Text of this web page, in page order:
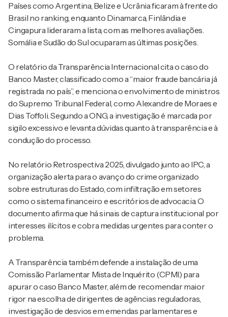
Países como Argentina, Belize e Ucrânia ficaram à frente do
Brasil no ranking, enquanto Dinamarca, Finlândia e
Cingapura lideraram a lista, com as melhores avaliações.
Somália e Sudão do Sul ocuparam as últimas posições.
O relatório da Transparência Internacional cita o caso do
Banco Master, classificado como a “maior fraude bancária já
registrada no país”, e menciona o envolvimento de ministros
doSupremo Tribunal Federal, como Alexandre de Moraese
Dias Toffoli. Segundo a ONG, a investigação é marcada por
sigilo excessivo e levanta dúvidas quanto à transparência e à
condução do processo.
No relatório Retrospectiva 2025, divulgado junto ao IPC, a
organização alerta para o avanço do crime organizado
sobre estruturas do Estado, com infiltração em setores
como o sistema financeiro e escritórios de advocacia. O
documento afirma que há sinais de captura institucional por
interesses ilícitos e cobra medidas urgentes para conter o
problema.
A Transparência também defende a instalação de uma
Comissão Parlamentar Mista de Inquérito (CPMI) para
apurar o caso Banco Master, além de recomendar maior
rigor na escolha de dirigentes de agências reguladoras,
investigação de desvios em emendas parlamentares e